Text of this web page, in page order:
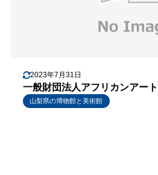
2023年7月31日
一般財団法人アフリカンアー
山梨県の博物館と美術館